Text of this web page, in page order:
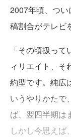
2007年頃、つ
稿割合がテレビ
「その頃扱っ
ィリエイト、そ
約型です。純広
いうやりかたで
ば、翌四半期は
しかし今思えば